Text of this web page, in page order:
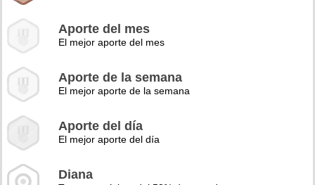
Aporte del mes
El mejor aporte del mes
Aporte de la semana
El mejor aporte de la semana
Aporte del día
El mejor aporte del día
Diana